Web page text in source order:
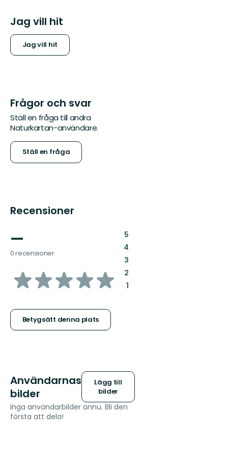
Jag vill hit
Jag vill hit
Frågor och svar
Ställ en fråga till andra
Naturkartan-användare.
Ställ en fråga
Recensioner
—
0 recensioner
av
stjärnor
Betygsätt denna plats
5:
4:
3:
2:
1:
Användarnas
bilder
Lägg till
bilder
Inga användarbilder ännu. Bli den
första att dela!